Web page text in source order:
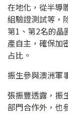
在地化，從半導
組驗證測試等，
第1、第2名的晶
產自主，確保加
占比。
振生參與澳洲軍
張振豐透露，振
部門合作外，也